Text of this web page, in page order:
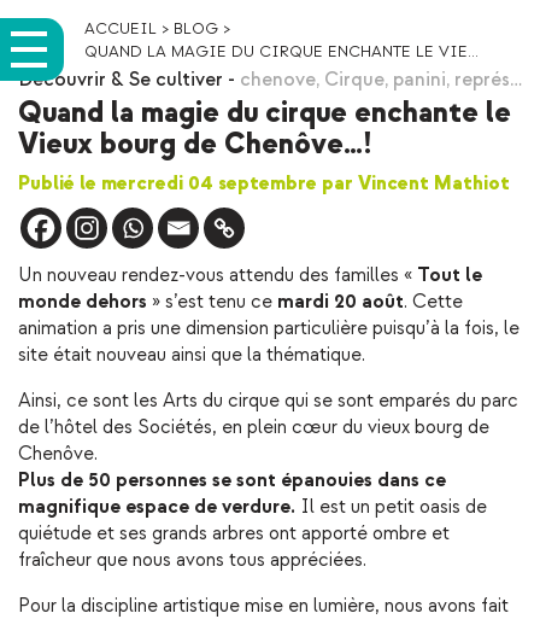
ACCUEIL > BLOG >
QUAND LA MAGIE DU CIRQUE ENCHANTE LE VIE...
Découvrir & Se cultiver - chenove, Cirque, panini, représ…
Quand la magie du cirque enchante le
Vieux bourg de Chenôve…!
Publié le mercredi 04 septembre par Vincent Mathiot
Un nouveau rendez-vous attendu des familles « Tout le
monde dehors » s’est tenu ce mardi 20 août. Cette
animation a pris une dimension particulière puisqu’à la fois, le
site était nouveau ainsi que la thématique.
Ainsi, ce sont les Arts du cirque qui se sont emparés du parc
de l’hôtel des Sociétés, en plein cœur du vieux bourg de
Chenôve.
Plus de 50 personnes se sont épanouies dans ce
magnifique espace de verdure. Il est un petit oasis de
quiétude et ses grands arbres ont apporté ombre et
fraîcheur que nous avons tous appréciées.
Pour la discipline artistique mise en lumière, nous avons fait